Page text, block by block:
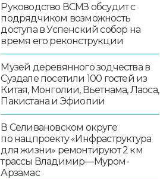
Руководство ВСМЗ обсудит с
подрядчиком возможность
доступа в Успенский собор на
время его реконструкции
Музей деревянного зодчества в
Суздале посетили 100 гостей из
Китая, Монголии, Вьетнама, Лаоса,
Пакистана и Эфиопии
В Селивановском округе
по нацпроекту «Инфраструктура
для жизни» ремонтируют 2 км
трассы Владимир—Муром-
Арзамас